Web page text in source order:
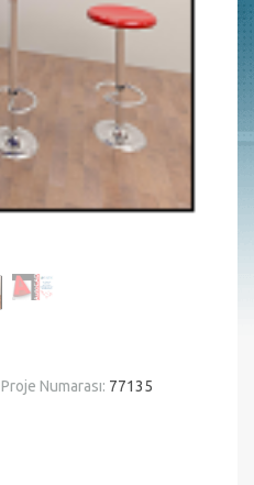
Proje Numarası: 77135